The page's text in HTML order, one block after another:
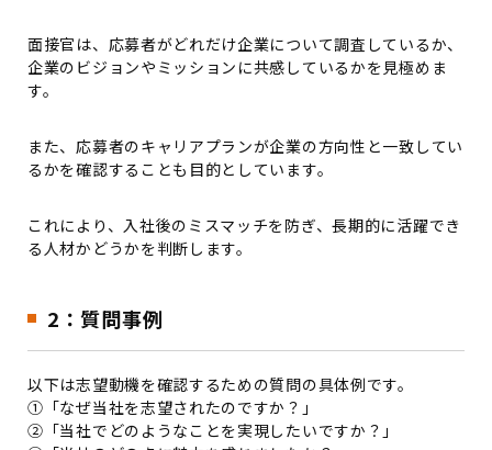
面接官は、応募者がどれだけ企業について調査しているか、
企業のビジョンやミッションに共感しているかを見極めま
す。
また、応募者のキャリアプランが企業の方向性と一致してい
るかを確認することも目的としています。
これにより、入社後のミスマッチを防ぎ、長期的に活躍でき
る人材かどうかを判断します。
2：質問事例
以下は志望動機を確認するための質問の具体例です。
①「なぜ当社を志望されたのですか？」
②「当社でどのようなことを実現したいですか？」